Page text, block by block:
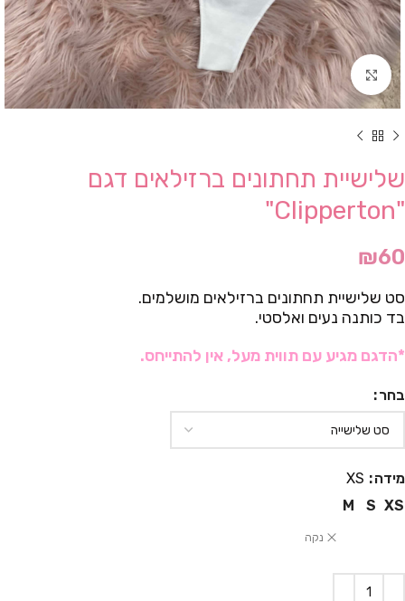
Click to enlarge
שלישיית תחתונים ברזילאים דגם
"Clipperton"
₪60
סט שלישיית תחתונים ברזילאים מושלמים.
בד כותנה נעים ואלסטי.
*הדגם מגיע עם תווית מעל, אין להתייחס.
בחר
מידה
XS
XS
S
M
נקה